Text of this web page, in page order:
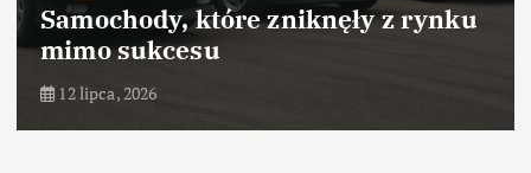
Samochody, które odniosły sukces
dzięki marketingowi
10 lipca, 2026